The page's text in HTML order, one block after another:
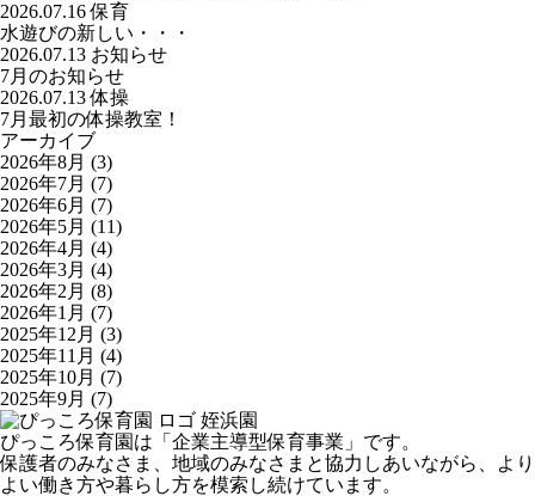
2026.07.16保育
水遊びの新しい・・・
2026.07.13 お知らせ
7月のお知らせ
2026.07.13体操
7月最初の体操教室！
アーカイブ
2026年8月 (3)
2026年7月 (7)
2026年6月 (7)
2026年5月 (11)
2026年4月 (4)
2026年3月 (4)
2026年2月 (8)
2026年1月 (7)
2025年12月 (3)
2025年11月 (4)
2025年10月 (7)
2025年9月 (7)
姪浜園
ぴっころ保育園は「企業主導型保育事業」です。
保護者のみなさま、地域のみなさまと協力しあいながら、より
よい働き方や暮らし方を模索し続けています。